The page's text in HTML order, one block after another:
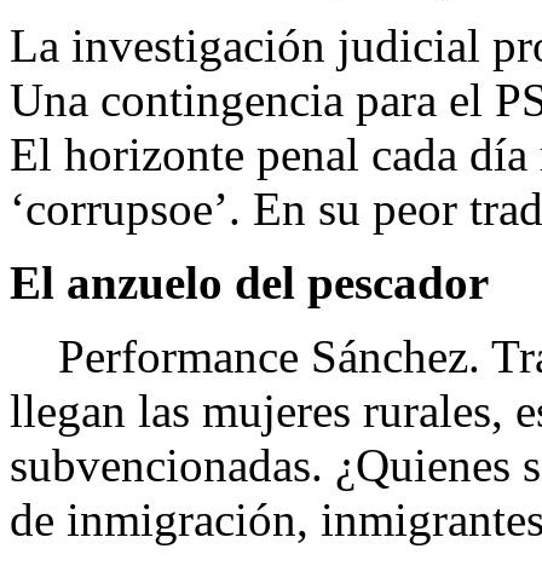
La investigación judicial
Una contingencia para el
El horizonte penal cada
‘corrupsoe’. En su peor
El anzuelo del pescador
Performance Sánchez.
llegan las mujeres rurales,
subvencionadas. ¿Quienes
de inmigración,